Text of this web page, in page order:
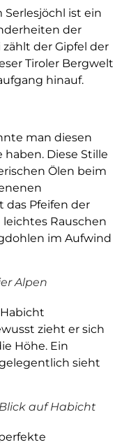
Serlesjöchl ist ein
der
der Gipfel der
Tiroler Bergwelt
hinauf.
man diesen
haben. Diese Stille
Ölen beim
das Pfeifen der
Rauschen
im Aufwind
Alpen
zieht er sich
Höhe. Ein
sieht
auf Habicht